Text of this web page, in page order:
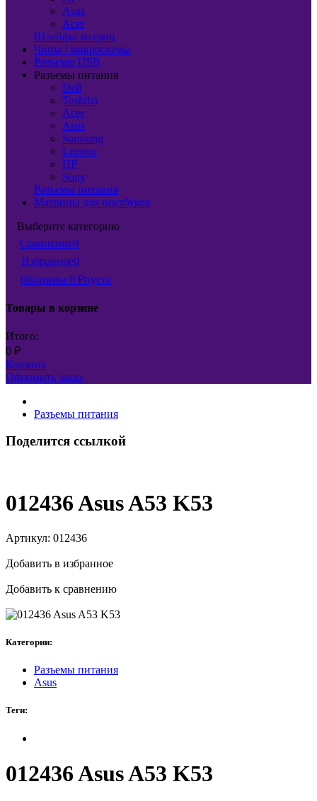
Asus
Acer
Шлейфы матриц
Чипы / микросхемы
Разъемы USB
Разъемы питания
Dell
Toshiba
Acer
Asus
Samsung
Lenovo
HP
Sony
Разъемы питания
Матрицы для ноутбуков
Выберите категорию
Сравнение0
Избранное0
0Корзина 0 ₽пуста
Товары в корзине
Итого:
0 ₽
Корзина
Оформить заказ
Разъемы питания
Поделится ссылкой
012436 Asus A53 K53
Артикул: 012436
Добавить в избранное
Добавить к сравнению
Категории:
Разъемы питания
Asus
Теги:
012436 Asus A53 K53